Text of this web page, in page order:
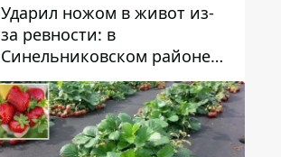
Ударил ножом в живот из-
за ревности: в
Синельниковском районе
задержали 49-летнего
мужчину за убийство